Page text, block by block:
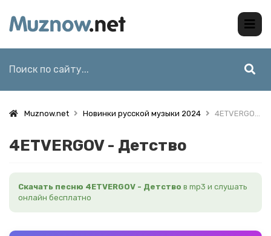
Muznow.net Новинки русской музыки 2024 4ETVERGOV - Детство
4ETVERGOV - Детство
Скачать песню 4ETVERGOV - Детство в mp3 и слушать
онлайн бесплатно